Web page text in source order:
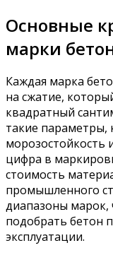
Основные
марки
Каждая марка
на сжатие,
квадратный
такие параметры,
морозостойкость
цифра в
стоимость
промышленного
диапазоны марок,
подобрать бетон
эксплуатации.